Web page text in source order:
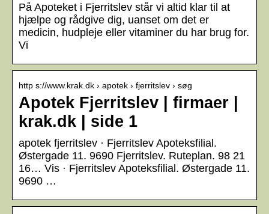
På Apoteket i Fjerritslev står vi altid klar til at
hjælpe og rådgive dig, uanset om det er
medicin, hudpleje eller vitaminer du har brug for.
Vi
http s://www.krak.dk › apotek › fjerritslev › søg
Apotek Fjerritslev | firmaer |
krak.dk | side 1
apotek fjerritslev · Fjerritslev Apoteksfilial.
Østergade 11. 9690 Fjerritslev. Ruteplan. 98 21
16… Vis · Fjerritslev Apoteksfilial. Østergade 11.
9690 …